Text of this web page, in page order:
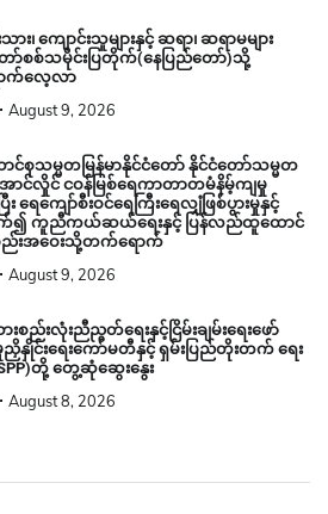
ား၊ ကျောင်းသူများနှင့် ဆရာ၊ ဆရာမများ
ာ်စစ်သမိုင်းပြတိုက်(နေပြည်တော်)သို့
ာက်လေ့လာ
August 9, 2026
ာင်စုသမ္မတမြန်မာနိုင်ငံတော် နိုင်ငံတော်သမ္မတ
ောင်လှိုင် ငဝန်မြစ်ရေကာတာတမံနိမ့်ကျမှု
ပြီး ရေကျော်စီးဝင်ရေကြီးရေလျှံဖြစ်ပွားမှုနှင့်
ကူညီကယ်ဆယ်ရေးနှင့် ပြန်လည်ထူထောင်
ည်းအဝေးသို့တက်ရောက်
August 9, 2026
းစည်းလုံးညီညွတ်ရေးနှင့်ငြိမ်းချမ်းရေးဖော်
နှိုင်းရေးကော်မတီနှင့် ရှမ်းပြည်တိုးတက် ရေး
တို့ တွေ့ဆုံဆွေးနွေး
August 8, 2026